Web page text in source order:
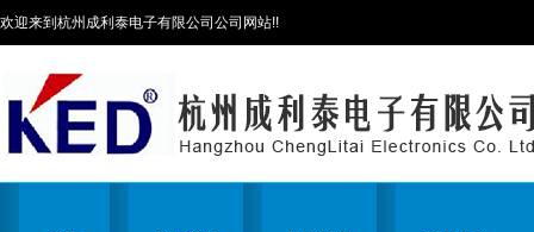
欢迎来到杭州成利泰电子有限公司公司网站!!